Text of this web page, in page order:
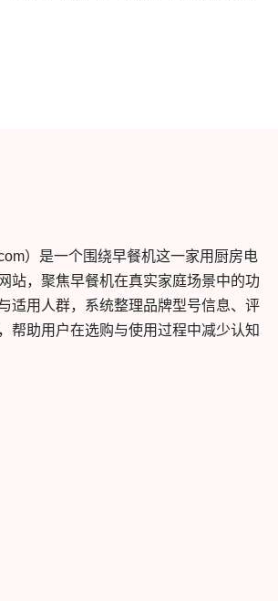
）是一个围绕早餐机这一家用厨房电
站，聚焦早餐机在真实家庭场景中的功
适用人群，系统整理品牌型号信息、评
帮助用户在选购与使用过程中减少认知